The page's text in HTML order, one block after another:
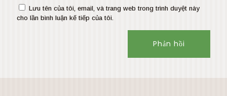
Lưu tên của tôi, email, và trang web trong trình duyệt này
cho lần bình luận kế tiếp của tôi.